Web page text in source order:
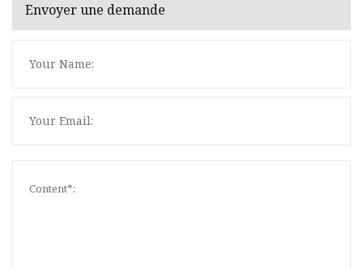
Envoyer une demande